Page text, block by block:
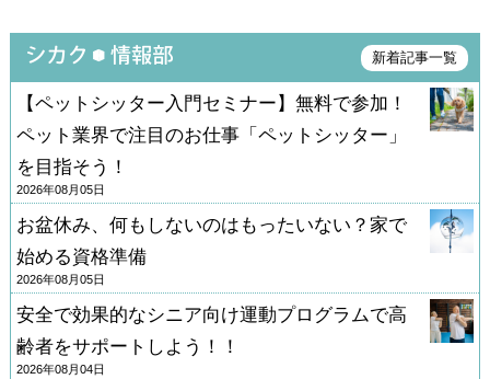
新着記事一覧
【ペットシッター入門セミナー】無料で参加！
ペット業界で注目のお仕事「ペットシッター」
を目指そう！
2026年08月05日
お盆休み、何もしないのはもったいない？家で
始める資格準備
2026年08月05日
安全で効果的なシニア向け運動プログラムで高
齢者をサポートしよう！！
2026年08月04日